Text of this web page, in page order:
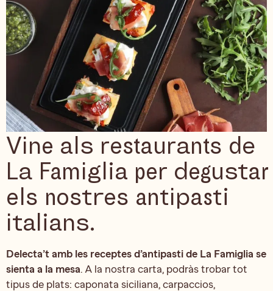
Vine als restaurants de
La Famiglia per degustar
els nostres antipasti
italians.
Delecta’t amb les receptes d’antipasti de La Famiglia se
sienta a la mesa. A la nostra carta, podràs trobar tot
tipus de plats: caponata siciliana, carpaccios,